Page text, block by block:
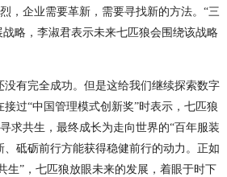
，企业需要革新，需要寻找新的方法。“三
略，李淑君表示未来七匹狼会围绕该战略
有完全成功。但是这给我们继续探索数字
过“中国管理模式创新奖”时表示，七匹狼
求共生，最终成长为走向世界的“百年服装
砥砺前行方能获得稳健前行的动力。正如
生”，七匹狼放眼未来的发展，着眼于时下